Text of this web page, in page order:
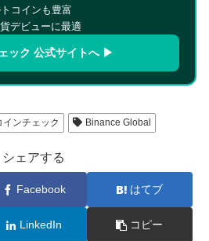
コインも豊富
デビューに最適
ック 公式サイトへ ▶
インチェック Binance Global
シェアする
Facebook はてブ
LinkedIn コピー